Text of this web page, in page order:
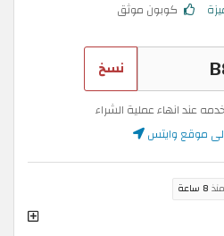
كوبون موثق
نسخ
عند انهاء عملية الشراء
إلى موقع وايتس
8 ساعة